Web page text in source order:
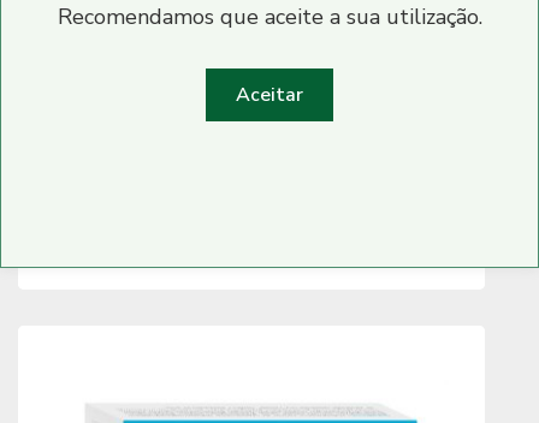
Imunoshot Adulto
Recomendamos que aceite a sua utilização.
Aceitar